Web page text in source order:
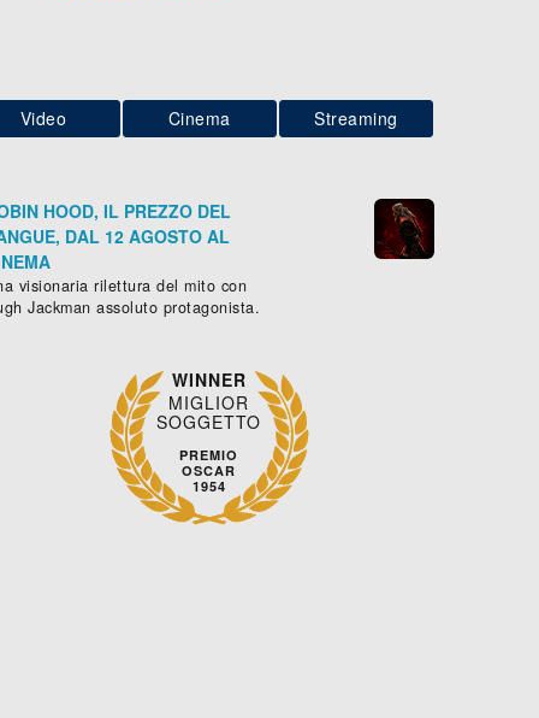
Video Cinema Streaming
HOOD, IL PREZZO DEL
DAL 12 AGOSTO AL
visionaria rilettura del mito con
Jackman assoluto protagonista.
WINNER
MIGLIOR
SOGGETTO
PREMIO
OSCAR
1954